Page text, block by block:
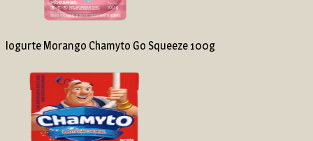
Iogurte Morango Chamyto Go Squeeze 100g